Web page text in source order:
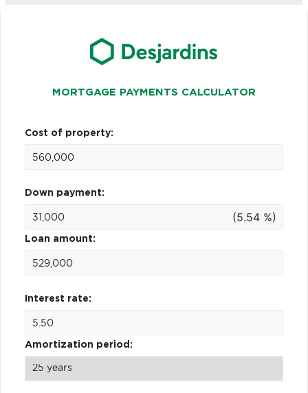
MORTGAGE PAYMENTS CALCULATOR
Cost of property:
Down payment:
(5.54 %)
Loan amount:
Interest rate:
Amortization period: